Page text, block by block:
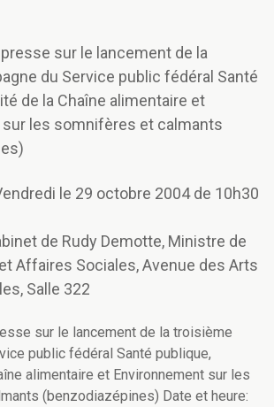
sur le lancement de la
du Service public fédéral Santé
de la Chaîne alimentaire et
les somnifères et calmants
le 29 octobre 2004 de 10h30
de Rudy Demotte, Ministre de
Affaires Sociales, Avenue des Arts
Salle 322
sur le lancement de la troisième
public fédéral Santé publique,
alimentaire et Environnement sur les
(benzodiazépines) Date et heure: